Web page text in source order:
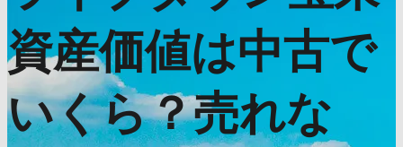
資産価値は中古で
いくら？売れな